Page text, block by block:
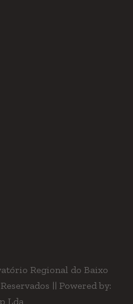
Regional do Baixo
|| Powered by:
Lda